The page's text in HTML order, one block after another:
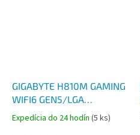
GIGABYTE H810M GAMING
WIFI6 GEN5/LGA
1851/mATX
Expedícia do 24 hodín (5 ks)